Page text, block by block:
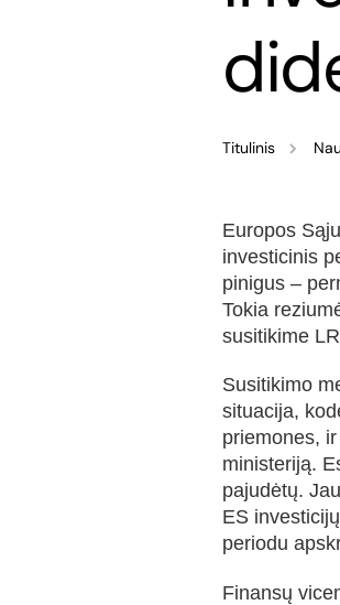
Titulinis
Europos
investicinis
pinigus –
Tokia
susitikime
Susitikimo
situacija,
priemones,
ministeriją.
pajudėtų.
ES
periodu
Finansų